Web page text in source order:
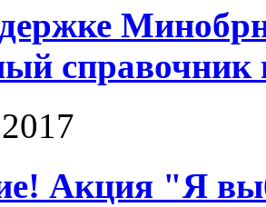
справочник
Акция "Я